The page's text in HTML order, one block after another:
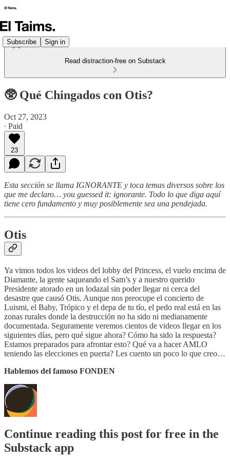
Subscribe Sign in
Read distraction-free on Substack
🥸 Qué Chingados con Otis?
Oct 27, 2023
∙ Paid
23
Esta sección se llama IGNORANTE y toca temas diversos sobre los
que me declaro… you guessed it: ignorante. Todo lo que diga aquí
tiene cero fundamento y muy posiblemente sea una pendejada.
Otis
Ya vimos todos los videos del lobby del Princess, el vuelo encima de
Diamante, la gente saqueando el Sam’s y a nuestro querido
Presidente atorado en un lodazal sin poder llegar ni cerca del
desastre que causó Otis. Aunque nos preocupe el concierto de
Luismi, el Baby, Trópico y el depa de tu tío, el pedo real está en las
zonas rurales donde la destrucción no ha sido ni medianamente
documentada. Seguramente veremos cientos de videos llegar en los
siguientes días, pero qué sigue ahora? Cómo ha sido la respuesta?
Estamos preparados para afrontar esto? Qué va a hacer AMLO
teniendo las elecciones en puerta? Les cuento un poco lo que creo…
Hablemos del famoso FONDEN
Continue reading this post for free in the
Substack app